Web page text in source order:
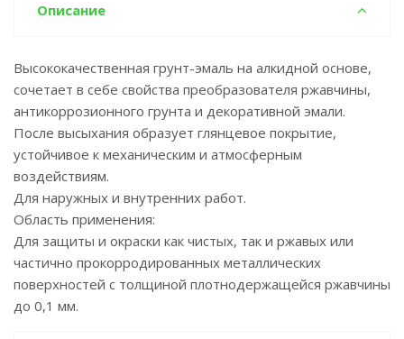
Описание
Высококачественная грунт-эмаль на алкидной основе,
сочетает в себе свойства преобразователя ржавчины,
антикоррозионного грунта и декоративной эмали.
После высыхания образует глянцевое покрытие,
устойчивое к механическим и атмосферным
воздействиям.
Для наружных и внутренних работ.
Область применения:
Для защиты и окраски как чистых, так и ржавых или
частично прокорродированных металлических
поверхностей с толщиной плотнодержащейся ржавчины
до 0,1 мм.